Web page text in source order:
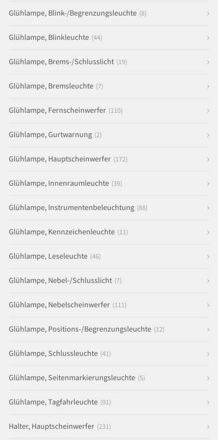
Glühlampe, Blink-/Begrenzungsleuchte (8)
Glühlampe, Blinkleuchte (44)
Glühlampe, Brems-/Schlusslicht (19)
Glühlampe, Bremsleuchte (7)
Glühlampe, Fernscheinwerfer (110)
Glühlampe, Gurtwarnung (2)
Glühlampe, Hauptscheinwerfer (172)
Glühlampe, Innenraumleuchte (39)
Glühlampe, Instrumentenbeleuchtung (88)
Glühlampe, Kennzeichenleuchte (11)
Glühlampe, Leseleuchte (46)
Glühlampe, Nebel-/Schlusslicht (7)
Glühlampe, Nebelscheinwerfer (111)
Glühlampe, Positions-/Begrenzungsleuchte (12)
Glühlampe, Schlussleuchte (41)
Glühlampe, Seitenmarkierungsleuchte (5)
Glühlampe, Tagfahrleuchte (91)
Halter, Hauptscheinwerfer (231)